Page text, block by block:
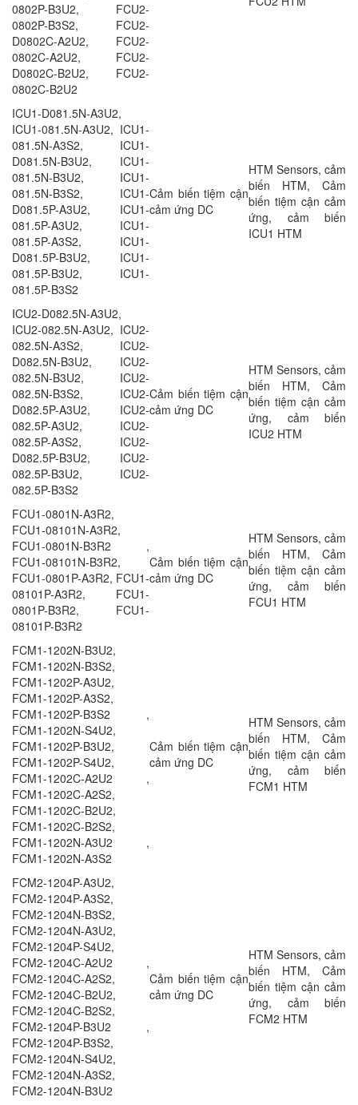
0802P-B3U2, FCU2-
0802P-B3S2, FCU2-
D0802C-A2U2, FCU2-
0802C-A2U2, FCU2-
D0802C-B2U2, FCU2-
0802C-B2U2
ICU1-D081.5N-A3U2,
ICU1-081.5N-A3U2, ICU1-
081.5N-A3S2, ICU1-
D081.5N-B3U2, ICU1-
081.5N-B3U2, ICU1-
081.5N-B3S2, ICU1-
D081.5P-A3U2, ICU1-
081.5P-A3U2, ICU1-
081.5P-A3S2, ICU1-
D081.5P-B3U2, ICU1-
081.5P-B3U2, ICU1-
081.5P-B3S2
Cảm biến tiệm cận
cảm ứng DC
HTM Sensors, cảm
biến HTM, Cảm
biến tiệm cận cảm
ứng, cảm biến
ICU1 HTM
ICU2-D082.5N-A3U2,
ICU2-082.5N-A3U2, ICU2-
082.5N-A3S2, ICU2-
D082.5N-B3U2, ICU2-
082.5N-B3U2, ICU2-
082.5N-B3S2, ICU2-
D082.5P-A3U2, ICU2-
082.5P-A3U2, ICU2-
082.5P-A3S2, ICU2-
D082.5P-B3U2, ICU2-
082.5P-B3U2, ICU2-
082.5P-B3S2
Cảm biến tiệm cận
cảm ứng DC
HTM Sensors, cảm
biến HTM, Cảm
biến tiệm cận cảm
ứng, cảm biến
ICU2 HTM
FCU1-0801N-A3R2,
FCU1-08101N-A3R2,
FCU1-0801N-B3R2 ,
FCU1-08101N-B3R2,
FCU1-0801P-A3R2, FCU1-
08101P-A3R2, FCU1-
0801P-B3R2, FCU1-
08101P-B3R2
Cảm biến tiệm cận
cảm ứng DC
HTM Sensors, cảm
biến HTM, Cảm
biến tiệm cận cảm
ứng, cảm biến
FCU1 HTM
FCM1-1202N-B3U2,
FCM1-1202N-B3S2,
FCM1-1202P-A3U2,
FCM1-1202P-A3S2,
FCM1-1202P-B3S2 ,
FCM1-1202N-S4U2,
FCM1-1202P-B3U2,
FCM1-1202P-S4U2,
FCM1-1202C-A2U2 ,
FCM1-1202C-A2S2,
FCM1-1202C-B2U2,
FCM1-1202C-B2S2,
FCM1-1202N-A3U2 ,
FCM1-1202N-A3S2
Cảm biến tiệm cận
cảm ứng DC
HTM Sensors, cảm
biến HTM, Cảm
biến tiệm cận cảm
ứng, cảm biến
FCM1 HTM
FCM2-1204P-A3U2,
FCM2-1204P-A3S2,
FCM2-1204N-B3S2,
FCM2-1204N-A3U2,
FCM2-1204P-S4U2,
FCM2-1204C-A2U2 ,
FCM2-1204C-A2S2,
FCM2-1204C-B2U2,
FCM2-1204C-B2S2,
FCM2-1204P-B3U2 ,
FCM2-1204P-B3S2,
FCM2-1204N-S4U2,
FCM2-1204N-A3S2,
FCM2-1204N-B3U2
Cảm biến tiệm cận
cảm ứng DC
HTM Sensors, cảm
biến HTM, Cảm
biến tiệm cận cảm
ứng, cảm biến
FCM2 HTM